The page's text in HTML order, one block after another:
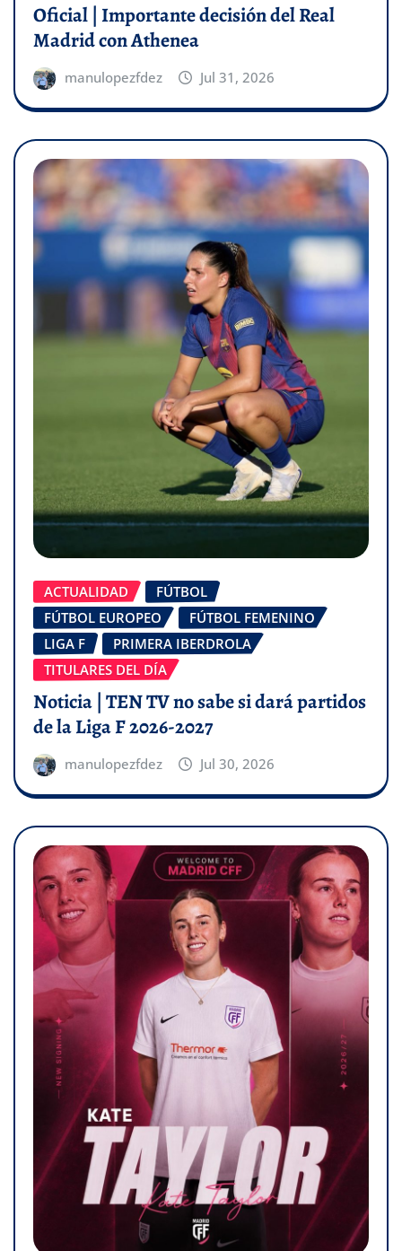
Oficial | Importante decisión del Real
Madrid con Athenea
manulopezfdez Jul 31, 2026
ACTUALIDAD
FÚTBOL
FÚTBOL EUROPEO
FÚTBOL FEMENINO
LIGA F
PRIMERA IBERDROLA
TITULARES DEL DÍA
Noticia | TEN TV no sabe si dará partidos
de la Liga F 2026-2027
manulopezfdez Jul 30, 2026